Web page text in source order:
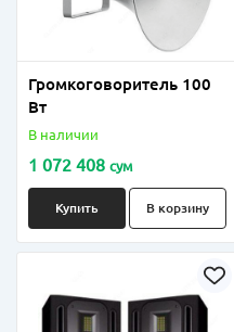
Громкоговоритель 100
Вт
В наличии
1 072 408 сум
Купить В корзину